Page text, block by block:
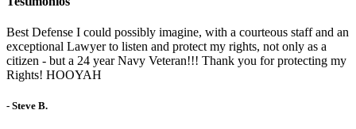
Best Defense I could possibly imagine, with a courteous staff and an
exceptional Lawyer to listen and protect my rights, not only as a
citizen - but a 24 year Navy Veteran!!! Thank you for protecting my
Rights! HOOYAH
- Steve B.